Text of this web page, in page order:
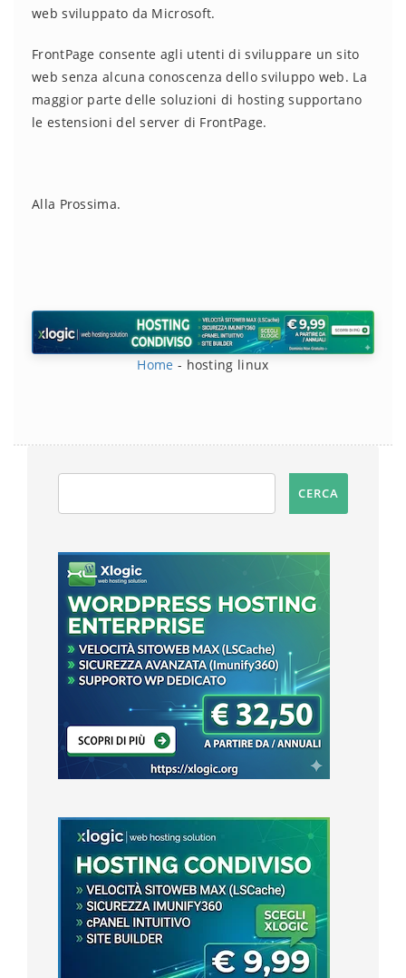
web sviluppato da Microsoft.
FrontPage consente agli utenti di sviluppare un sito
web senza alcuna conoscenza dello sviluppo web. La
maggior parte delle soluzioni di hosting supportano
le estensioni del server di FrontPage.
Alla Prossima.
Home - hosting linux